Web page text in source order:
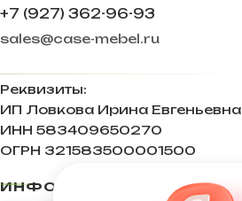
+7 (927) 362-96-93
sales@case-mebel.ru
Реквизиты:
ИП Ловкова Ирина Евгеньевна
ИНН 583409650270
ОГРН 321583500001500
ИНФОРМАЦИЯ